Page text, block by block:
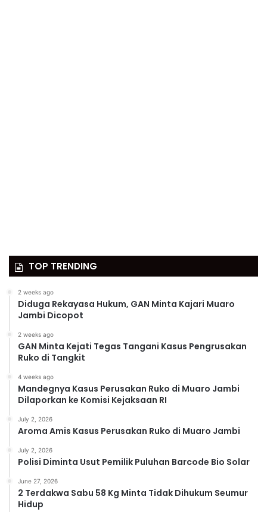
TOP TRENDING
2 weeks ago
Diduga Rekayasa Hukum, GAN Minta Kajari Muaro
Jambi Dicopot
2 weeks ago
GAN Minta Kejati Tegas Tangani Kasus Pengrusakan
Ruko di Tangkit
4 weeks ago
Mandegnya Kasus Perusakan Ruko di Muaro Jambi
Dilaporkan ke Komisi Kejaksaan RI
July 2, 2026
Aroma Amis Kasus Perusakan Ruko di Muaro Jambi
July 2, 2026
Polisi Diminta Usut Pemilik Puluhan Barcode Bio Solar
June 27, 2026
2 Terdakwa Sabu 58 Kg Minta Tidak Dihukum Seumur
Hidup